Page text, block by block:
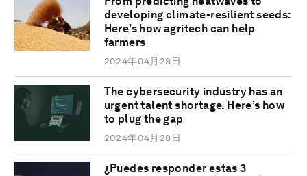
developing climate-resilient seeds:
Here’s how agritech can help
farmers
2024年04月28日
The cybersecurity industry has an
urgent talent shortage. Here’s how
to plug the gap
2024年04月28日
¿Puedes responder estas 3